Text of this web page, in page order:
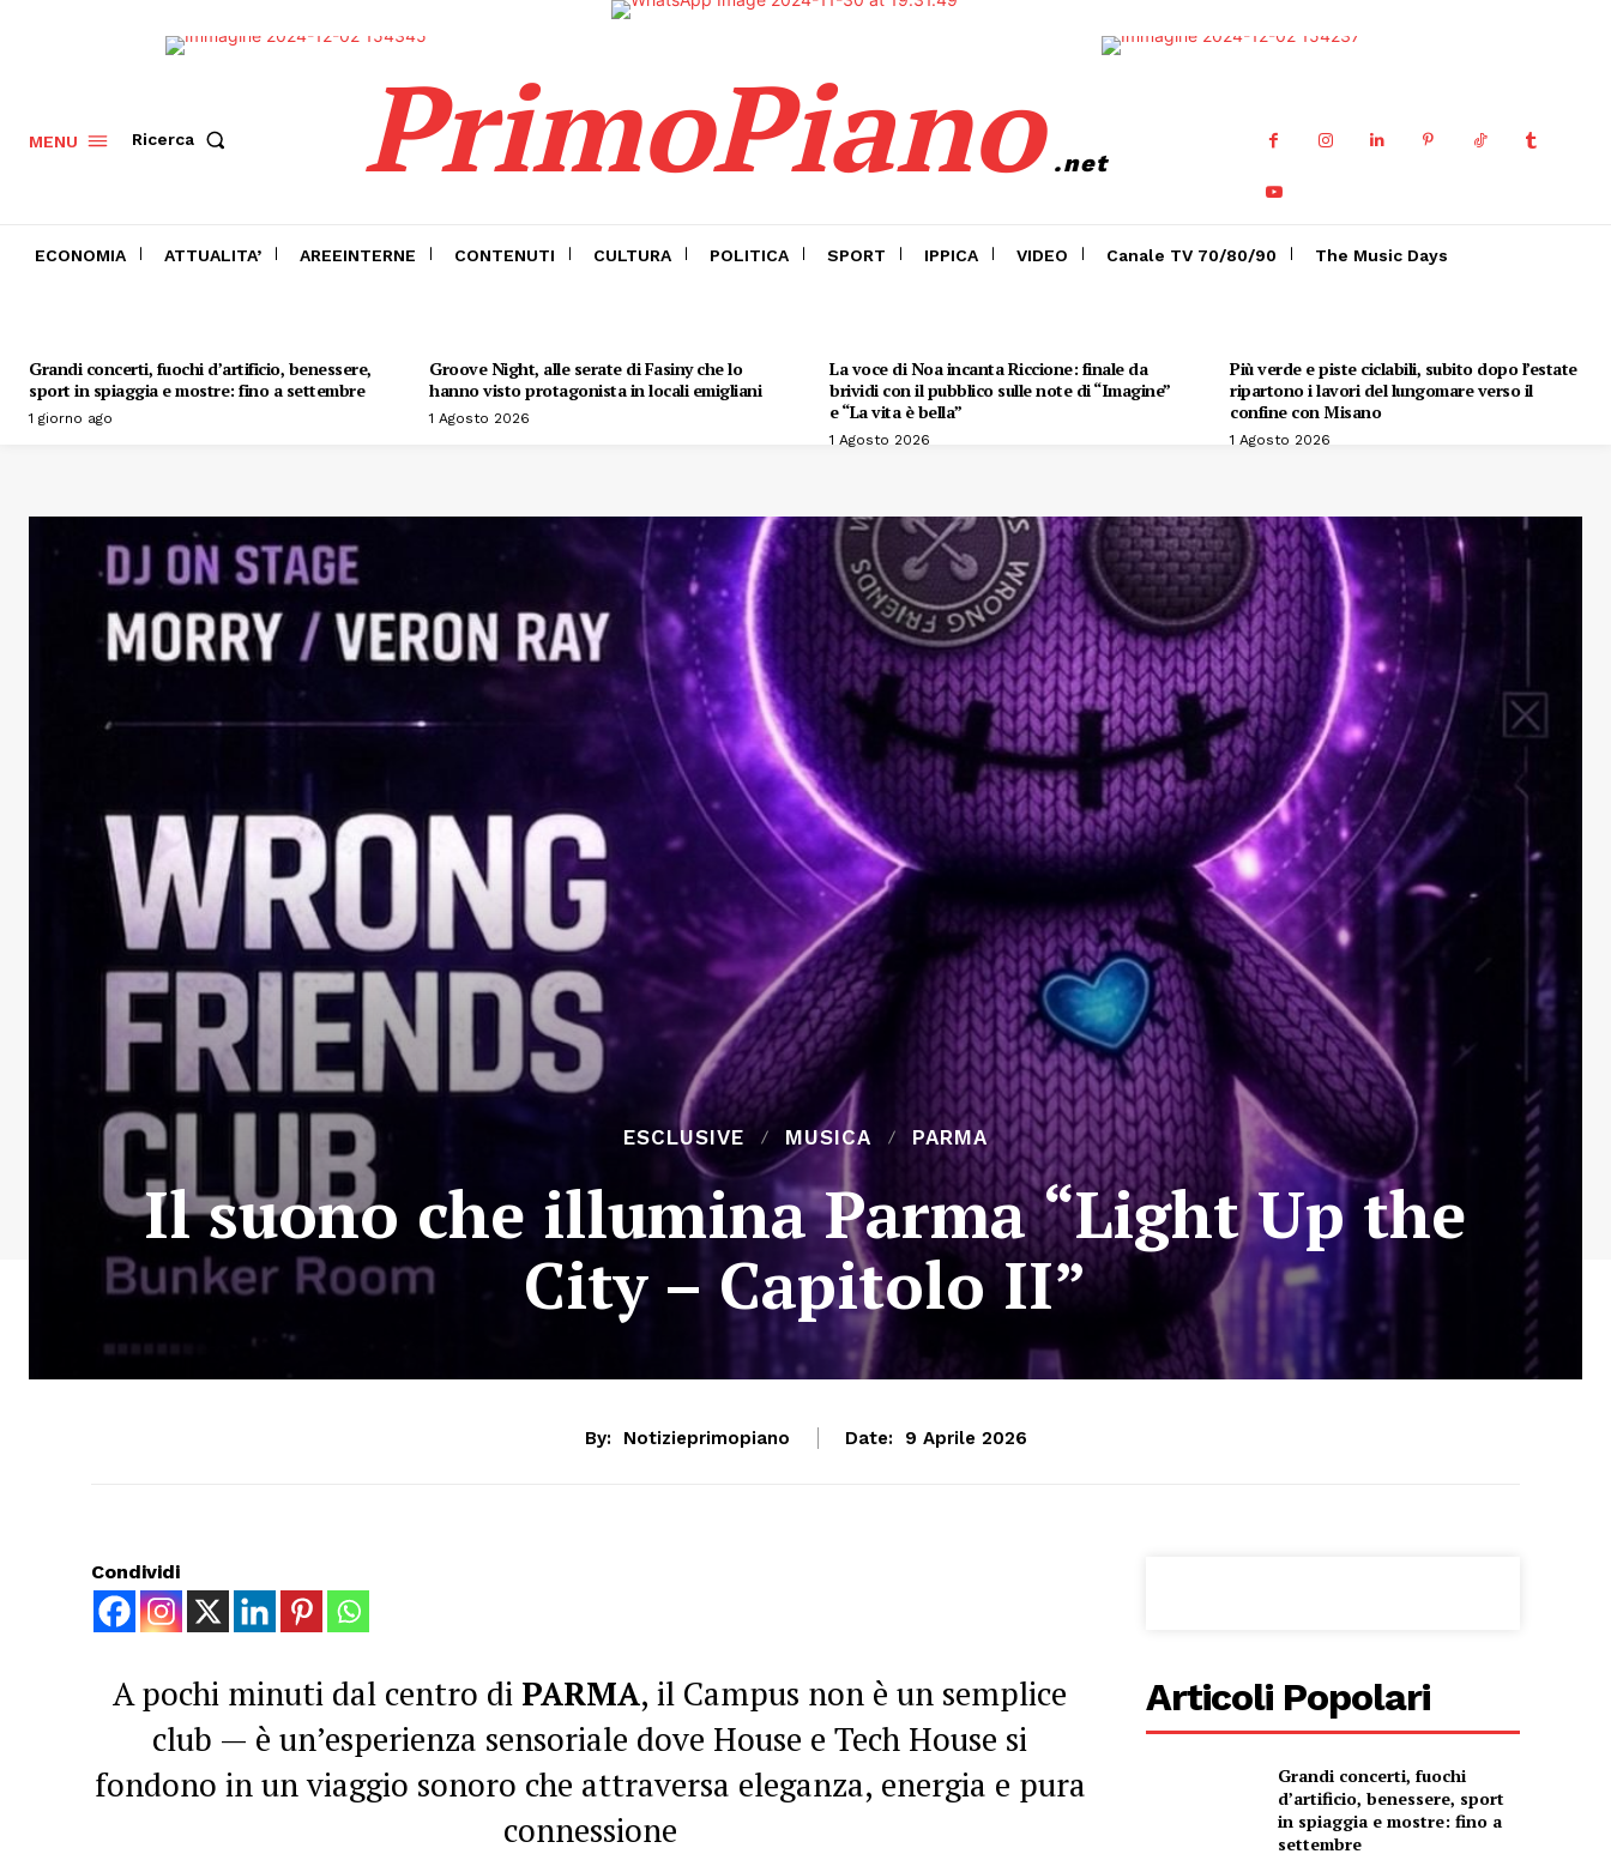
MENU Ricerca PrimoPiano .net
ECONOMIA ATTUALITA’ AREEINTERNE CONTENUTI CULTURA POLITICA SPORT IPPICA VIDEO Canale TV 70/80/90 The Music Days
Grandi concerti, fuochi d’artificio, benessere,
sport in spiaggia e mostre: fino a settembre
1 giorno ago
Groove Night, alle serate di Fasiny che lo
hanno visto protagonista in locali emigliani
1 Agosto 2026
La voce di Noa incanta Riccione: finale da
brividi con il pubblico sulle note di “Imagine”
e “La vita è bella”
1 Agosto 2026
Più verde e piste ciclabili, subito dopo l’estate
ripartono i lavori del lungomare verso il
confine con Misano
1 Agosto 2026
ESCLUSIVE MUSICA PARMA
Il suono che illumina Parma “Light Up the
City – Capitolo II”
By: Notizieprimopiano Date: 9 Aprile 2026
Condividi
A pochi minuti dal centro di PARMA, il Campus non è un semplice
club — è un’esperienza sensoriale dove House e Tech House si
fondono in un viaggio sonoro che attraversa eleganza, energia e pura
connessione
Articoli Popolari
Grandi concerti, fuochi
d’artificio, benessere, sport
in spiaggia e mostre: fino a
settembre